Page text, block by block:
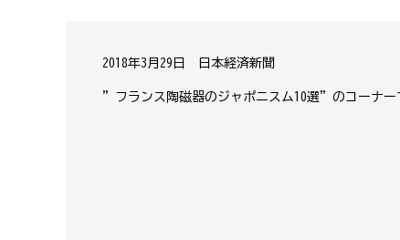
2018年3月29日 日本経済新聞
”フランス陶磁器のジャポニスム10選”のコーナー